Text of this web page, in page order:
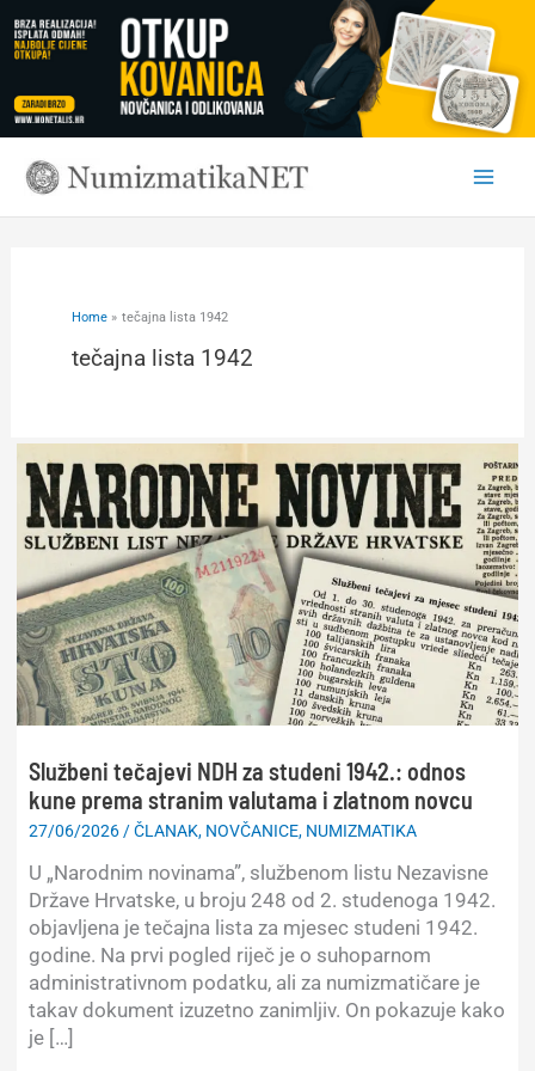
to
content
Home tečajna lista 1942
tečajna lista 1942
Službeni tečajevi NDH za studeni 1942.: odnos
kune prema stranim valutama i zlatnom novcu
27/06/2026 /ČLANAK, NOVČANICE, NUMIZMATIKA
U „Narodnim novinama”, službenom listu Nezavisne
Države Hrvatske, u broju 248 od 2. studenoga 1942.
objavljena je tečajna lista za mjesec studeni 1942.
godine. Na prvi pogled riječ je o suhoparnom
administrativnom podatku, ali za numizmatičare je
takav dokument izuzetno zanimljiv. On pokazuje kako
je […]